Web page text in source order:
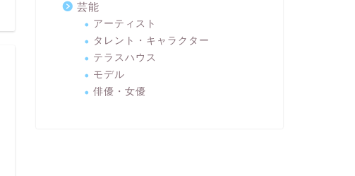
芸能
アーティスト
タレント・キャラクター
テラスハウス
モデル
俳優・女優